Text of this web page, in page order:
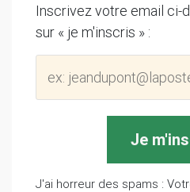
Inscrivez votre email ci-
sur « je m'inscris » :
J'ai horreur des spams :